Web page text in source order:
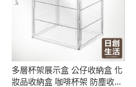
多層杯架展示盒 公仔收納盒 化
妝品收納盒 咖啡杯架 防塵收納